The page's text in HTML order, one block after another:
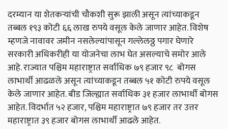
दरम्यान या शेतकऱ्यांची चौकशी सुरू झाली असून त्यांच्याकडून
तब्बल १९३ कोटी ६६ लाख रुपये वसूल केले जाणार आहेत. विशेष
म्हणजे नावावर जमीन नसलेल्यांपासून गल्लेलठ्ठ पगार घेणारे
सरकारी अधिकरीही या योजनेचा लाभ घेत असल्याचे समोर आले
आहे. राज्यात पश्चिम महाराष्ट्रात सर्वाधिक ७९ हजार ९८ बोगस
लाभार्थी आढळले असून त्यांच्याकडून तब्बल ५१ कोटी रुपये वसूल
केले जाणार आहेत. बीड जिल्ह्यात सर्वाधिक ३१ हजार लाभार्थी बोगस
आहेत. विदर्भात ५२ हजार,पश्चिम महाराष्ट्रात ७९ हजार तर उत्तर
महाराष्ट्रात ३९ हजार बोगस लाभार्थी आढले आहेत.